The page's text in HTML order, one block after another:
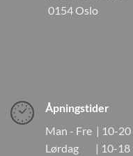
0154 Oslo
Åpningstider
Man - Fre | 10-20
Lørdag | 10-18